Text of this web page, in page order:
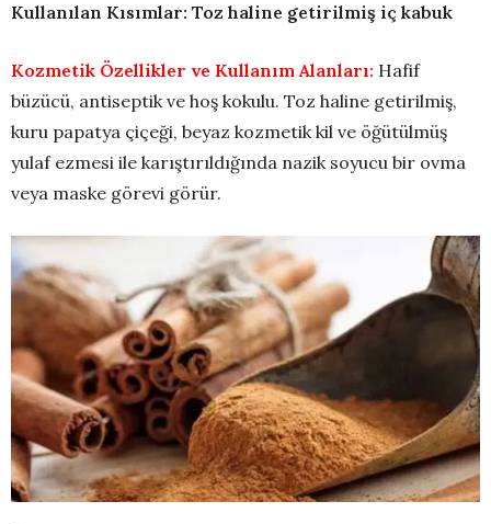
Kullanılan Kısımlar: Toz haline getirilmiş iç kabuk
Kozmetik Özellikler ve Kullanım Alanları: Hafif
büzücü, antiseptik ve hoş kokulu. Toz haline getirilmiş,
kuru papatya çiçeği, beyaz kozmetik kil ve öğütülmüş
yulaf ezmesi ile karıştırıldığında nazik soyucu bir ovma
veya maske görevi görür.